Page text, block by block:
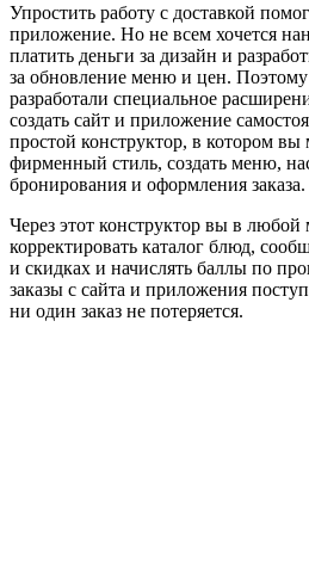
Упростить работу с доставкой
приложение. Но не всем хочется
платить деньги за дизайн и
за обновление меню и цен.
разработали специальное
создать сайт и приложение
простой конструктор, в котором вы
фирменный стиль, создать меню,
бронирования и оформления заказа.
Через этот конструктор вы в
корректировать каталог блюд,
и скидках и начислять баллы по
заказы с сайта и приложения
ни один заказ не потеряется.